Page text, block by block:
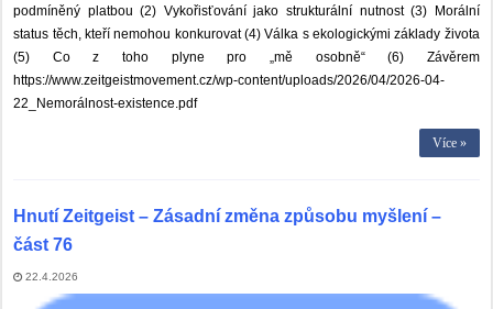
podmíněný platbou (2) Vykořisťování jako strukturální nutnost (3) Morální
status těch, kteří nemohou konkurovat (4) Válka s ekologickými základy života
(5) Co z toho plyne pro „mě osobně“ (6) Závěrem
https://www.zeitgeistmovement.cz/wp-content/uploads/2026/04/2026-04-
22_Nemorálnost-existence.pdf
Více »
Hnutí Zeitgeist – Zásadní změna způsobu myšlení –
část 76
22.4.2026